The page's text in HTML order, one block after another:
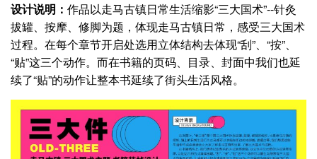
设计说明： 作品以走马古镇日常生活缩影“三大国术”--针灸
拔罐、按摩、修脚为题，体现走马古镇日常，感受三大国术
过程。在每个章节开启处选用立体结构去体现“刮”、“按”、
“贴”这三个动作。而在书籍的页码、目录、封面中我们也延
续了“贴”的动作让整本书延续了街头生活风格。